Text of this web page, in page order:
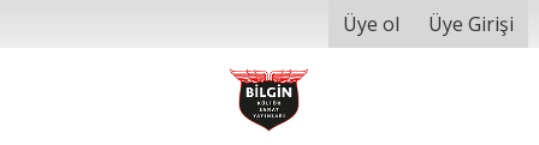
Üye ol Üye Girişi